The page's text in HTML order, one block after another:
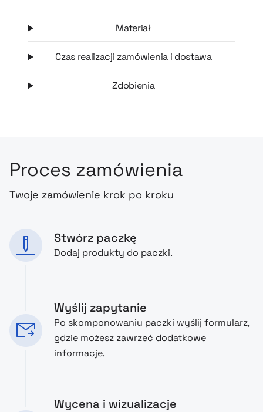
Materiał
Czas realizacji zamówienia i dostawa
Zdobienia
Proces zamówienia
Twoje zamówienie krok po kroku
Stwórz paczkę
Dodaj produkty do paczki.
Wyślij zapytanie
Po skomponowaniu paczki wyślij formularz,
gdzie możesz zawrzeć dodatkowe
informacje.
Wycena i wizualizacje